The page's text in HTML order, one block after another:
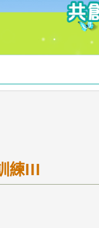
練III